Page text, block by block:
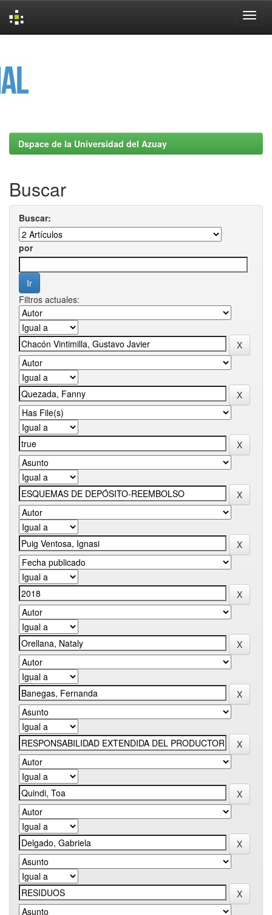
Dspace de la Universidad del Azuay
Buscar
Buscar:
por
Filtros actuales: